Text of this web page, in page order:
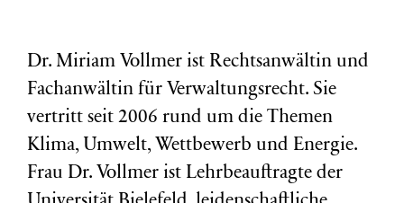
Dr. Miriam Vollmer ist Rechtsanwältin und
Fachanwältin für Verwaltungsrecht. Sie
vertritt seit 2006 rund um die Themen
Klima, Umwelt, Wettbewerb und Energie.
Frau Dr. Vollmer ist Lehrbeauftragte der